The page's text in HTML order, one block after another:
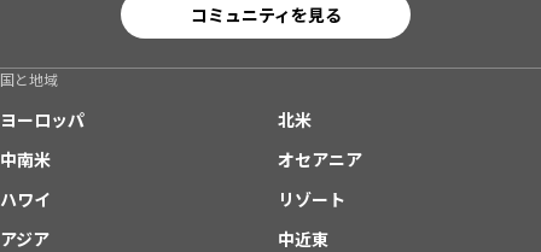
コミュニティを見る
国と地域
ヨーロッパ
北米
中南米
オセアニア
ハワイ
リゾート
アジア
中近東